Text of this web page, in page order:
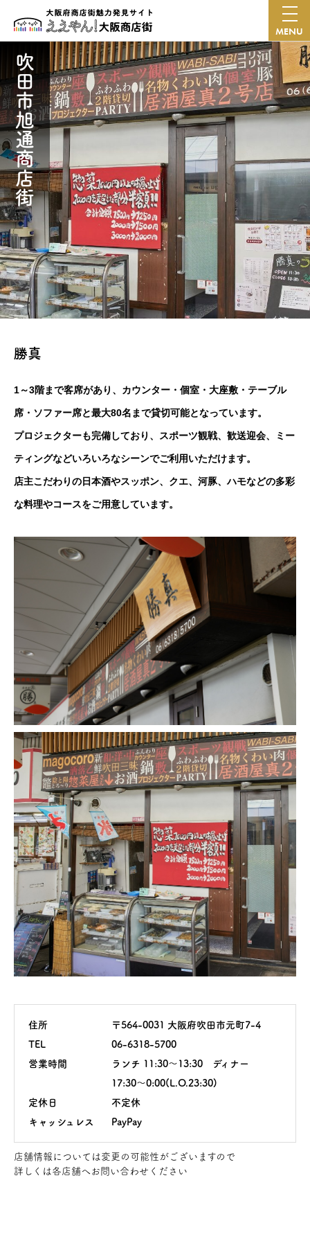
MENU
吹田市旭通商店街
勝真
1～3階まで客席があり、カウンター・個室・大座敷・テーブル
席・ソファー席と最大80名まで貸切可能となっています。
プロジェクターも完備しており、スポーツ観戦、歓送迎会、ミー
ティングなどいろいろなシーンでご利用いただけます。
店主こだわりの日本酒やスッポン、クエ、河豚、ハモなどの多彩
な料理やコースをご用意しています。
住所
〒564-0031 大阪府吹田市元町7-4
TEL
06-6318-5700
営業時間
ランチ 11:30～13:30 ディナー
17:30～0:00(L.O.23:30)
定休日
不定休
キャッシュレス
PayPay
店舗情報については変更の可能性がございますので
詳しくは各店舗へお問い合わせください